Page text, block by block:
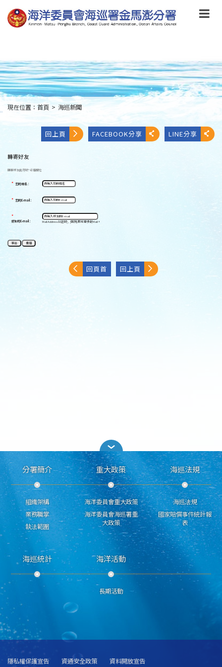
到
主
要
to
main
content
:::
現在位置： 首頁 > 海巡新聞
回上頁 FACEBOOK分享 LINE分享
轉寄好友
轉寄好友此符號*必填欄位
* 您的姓名：
* 您的E-mail：
*
好友的E-mail： Mail Address以逗號[ , ]區隔,即可發多封Mail。
回頁首 回上頁
分署簡介
組織架構
業務職掌
執法範圍
重大政策
海洋委員會重大政策
海洋委員會海巡署重
大政策
海巡法規
海巡法規
國家賠償事件統計報
表
海巡統計 海洋活動
長期活動
隱私權保護宣告 資通安全政策 資料開放宣告